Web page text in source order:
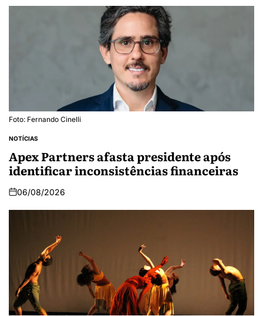
Foto: Fernando Cinelli
NOTÍCIAS
Apex Partners afasta presidente após
identificar inconsistências financeiras
06/08/2026